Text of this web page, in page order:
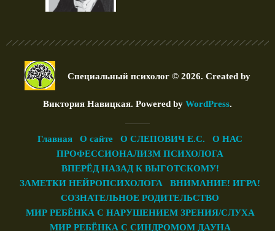
Специальный психолог © 2026. Created by
Виктория Навицкая. Powered by WordPress.
Главная О сайте О СЛЕПОВИЧ Е.С.
О НАС
ПРОФЕССИОНАЛИЗМ ПСИХОЛОГА
ВПЕРЁД НАЗАД К ВЫГОТСКОМУ!
ЗАМЕТКИ НЕЙРОПСИХОЛОГА
ВНИМАНИЕ! ИГРА!
СОЗНАТЕЛЬНОЕ РОДИТЕЛЬСТВО
МИР РЕБЁНКА С НАРУШЕНИЕМ ЗРЕНИЯ/СЛУХА
МИР РЕБЁНКА С СИНДРОМОМ ДАУНА